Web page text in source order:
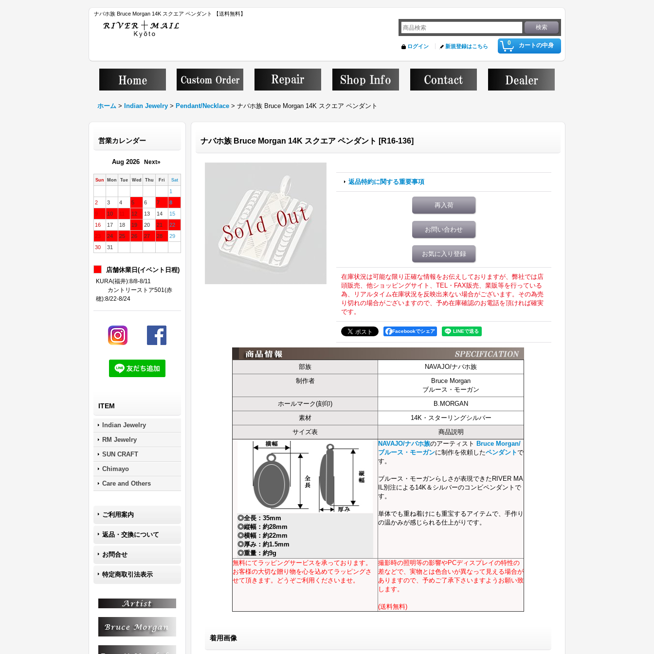
ナバホ族 Bruce Morgan 14K スクエア ペンダント 【送料無料】
0 カートの中身
ログイン 新規登録はこちら
ホーム > Indian Jewelry > Pendant/Necklace > ナバホ族 Bruce Morgan 14K スクエア ペンダント
営業カレンダー
Aug 2026 Next»
Sun Mon Tue Wed Thu Fri Sat
1
2
3 4 5 6 7
8
9
10 11 12 13 14
15
16
17 18 19 20 21
22
23
24 25 26 27 28
29
30
31
店舗休業日(イベント日程)
KURA(福井):8/8-8/11
カントリーストア501(赤
穂):8/22-8/24
ITEM
Indian Jewelry
RM Jewelry
SUN CRAFT
Chimayo
Care and Others
ご利用案内
返品・交換について
お問合せ
特定商取引法表示
ナバホ族 Bruce Morgan 14K スクエア ペンダント [R16-136]
返品特約に関する重要事項
再入荷
お問い合わせ
お気に入り登録
在庫状況は可能な限り正確な情報をお伝えしておりますが、弊社では店
頭販売、他ショッピングサイト、TEL・FAX販売、業販等を行っている
為、リアルタイム在庫状況を反映出来ない場合がございます。その為売
り切れの場合がございますので、予め在庫確認のお電話を頂ければ確実
です。
Facebookでシェア
部族
NAVAJO/ナバホ族
制作者
Bruce Morgan
ブルース・モーガン
ホールマーク(刻印)
B.MORGAN
素材
14K・スターリングシルバー
サイズ表
商品説明
◎全長：35mm
◎縦幅：約28mm
◎横幅：約22mm
◎厚み：約1.5mm
◎重量：約9g
NAVAJO/ナバホ族のアーティスト Bruce Morgan/
ブルース・モーガンに制作を依頼したペンダントで
す。
ブルース・モーガンらしさが表現できたRIVER MA
IL別注による14K＆シルバーのコンビペンダントで
す。
単体でも重ね着けにも重宝するアイテムで、手作り
の温かみが感じられる仕上がりです。
無料にてラッピングサービスを承っております。
お客様の大切な贈り物を心を込めてラッピングさ
せて頂きます。どうぞご利用くださいませ。
撮影時の照明等の影響やPCディスプレイの特性の
差などで、実物とは色合いが異なって見える場合が
ありますので、予めご了承下さいますようお願い致
します。
(送料無料)
着用画像